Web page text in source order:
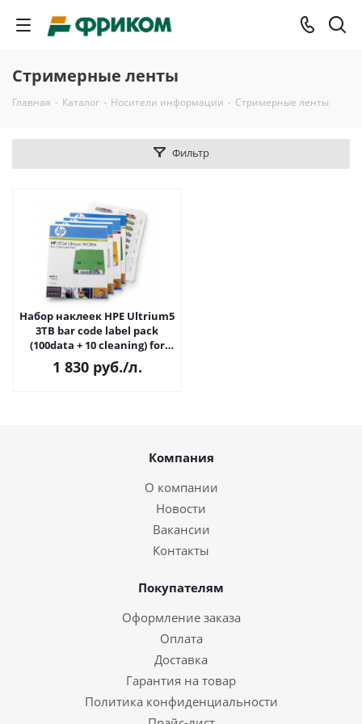
Стримерные ленты
Главная - Каталог - Носители информации - Стримерные ленты
Фильтр
Набор наклеек HPE Ultrium5
3TB bar code label pack
(100data + 10 cleaning) for
C7975A (for libraries &
autoloaders) (Q2011A) (1лист
1 830руб./л.
Компания
О компании
Новости
Вакансии
Контакты
Покупателям
Оформление заказа
Оплата
Доставка
Гарантия на товар
Политика конфиденциальности